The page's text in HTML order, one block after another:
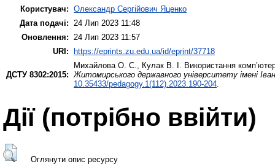
Користувач: Олександр Сергійович Яценко
Дата подачі:
24 Лип 2023 11:48
Оновлення:
24 Лип 2023 11:57
URI: https://eprints.zu.edu.ua/id/eprint/37718
ДСТУ 8302:2015:
Михайлова О. С. Кулак В. І.
Використання
Житомирського державного університету імені
10.35433/pedagogy.1(112).2023.190-204
Дії ​​(потрібно ввійти)
Оглянути опис ресурсу